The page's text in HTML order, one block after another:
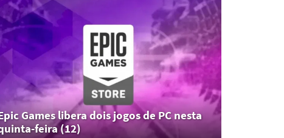
Games libera dois jogos de PC nesta
feira (12)